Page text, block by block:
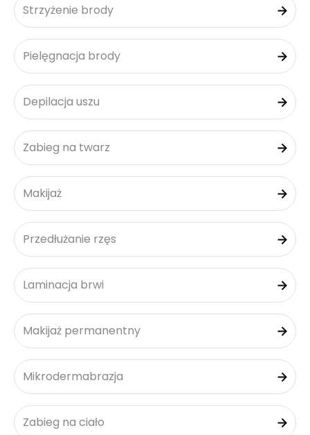
Strzyżenie brody
Pielęgnacja brody
Depilacja uszu
Zabieg na twarz
Makijaż
Przedłużanie rzęs
Laminacja brwi
Makijaż permanentny
Mikrodermabrazja
Zabieg na ciało